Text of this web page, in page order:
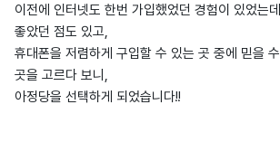
이전에 인터넷도 한번 가입했었던 경험이 있었는
좋았던 점도 있고,
휴대폰을 저렴하게 구입할 수 있는 곳 중에 믿을
곳을 고르다 보니,
아정당을 선택하게 되었습니다!!